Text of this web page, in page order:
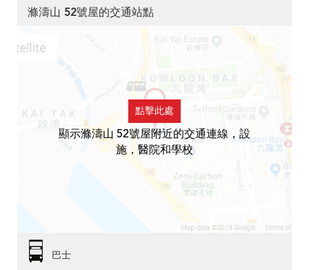
滌濤山 52號屋的交通站點
點擊此處
顯示滌濤山 52號屋附近的交通連線，設
施，醫院和學校
巴士